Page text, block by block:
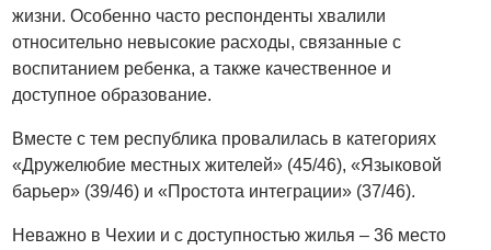
жизни. Особенно часто респонденты хвалили
относительно невысокие расходы, связанные с
воспитанием ребенка, а также качественное и
доступное образование.
Вместе с тем республика провалилась в категориях
«Дружелюбие местных жителей» (45/46), «Языковой
барьер» (39/46) и «Простота интеграции» (37/46).
Неважно в Чехии и с доступностью жилья – 36 место